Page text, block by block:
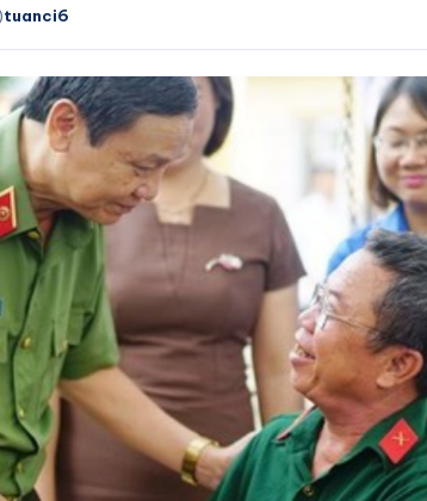
tuanci6